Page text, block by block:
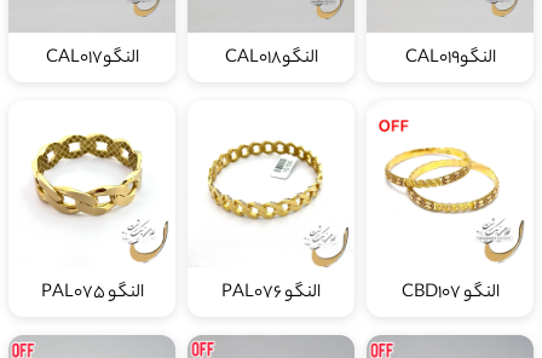
النگوCAL019 النگوCAL018 النگوCAL017
النگو CBD107 النگو PAL076 النگو PAL075